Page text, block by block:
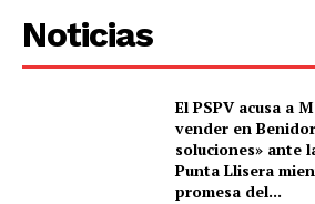
Noticias
El PSPV acusa a
vender en
soluciones» ante
Punta Llisera
promesa del...